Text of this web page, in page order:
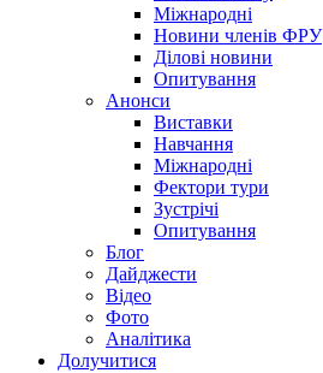
Міжнародні
Новини членів ФРУ
Ділові новини
Опитування
Анонси
Виставки
Навчання
Міжнародні
Фектори тури
Зустрічі
Опитування
Блог
Дайджести
Відео
Фото
Аналітика
Долучитися